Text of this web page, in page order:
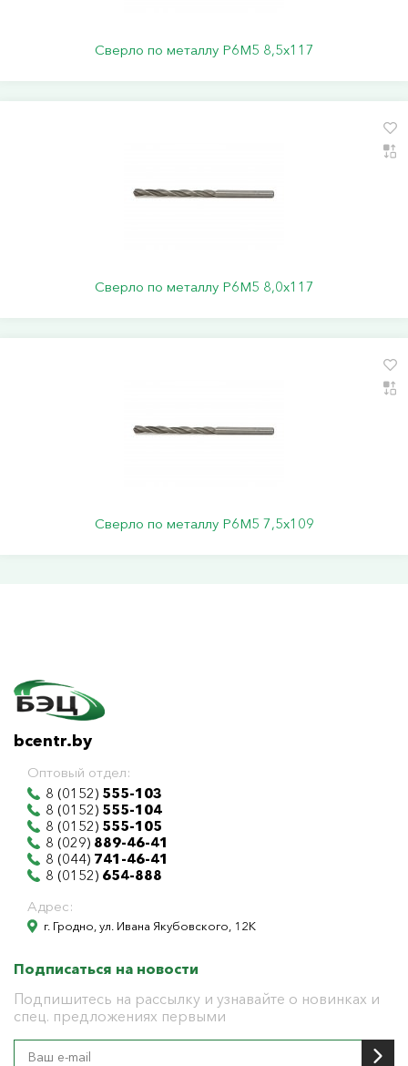
Сверло по металлу Р6М5 8,5х117
Сверло по металлу Р6М5 8,0х117
Сверло по металлу Р6М5 7,5х109
bcentr.by
Оптовый отдел:
8 (0152) 555-103
8 (0152) 555-104
8 (0152) 555-105
8 (029) 889-46-41
8 (044) 741-46-41
8 (0152) 654-888
Адрес:
г. Гродно, ул. Ивана Якубовского, 12К
Подписаться на новости
Подпишитесь на рассылку и узнавайте о новинках и
спец. предложениях первыми